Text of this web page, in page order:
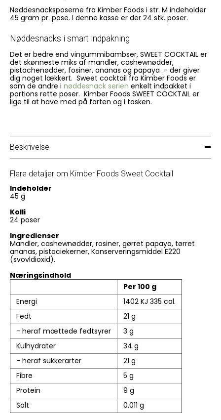
Nøddesnacksposerne fra Kimber Foods i str. M indeholder
45 gram pr. pose. I denne kasse er der 24 stk. poser.
Nøddesnacks i smart indpakning
Det er bedre end vingummibambser, SWEET COCKTAIL er
det skønneste miks af mandler, cashewnødder,
pistachenødder, fosiner, ananas og papaya - der giver
dig noget lækkert. Sweet cocktail fra Kimber Foods er
som de andre i nøddesnack serien enkelt indpakket i
portions rette poser. Kimber Foods SWEET COCKTAIL er
lige til at have med på farten og i tasken.
Beskrivelse
Flere detaljer om Kimber Foods Sweet Cocktail
Indeholder
45 g
Kolli
24 poser
Ingredienser
Mandler, cashewnødder, rosiner, gørret papaya, tørret
ananas, pistaciekerner, Konserveringsmiddel E220
(svovldioxid).
Næringsindhold
Per 100 g
Energi
1402 KJ 335 cal.
Fedt
21 g
- heraf mættede fedtsyrer
3 g
Kulhydrater
34 g
- heraf sukkerarter
21 g
Fibre
5 g
Protein
9 g
Salt
0,011 g